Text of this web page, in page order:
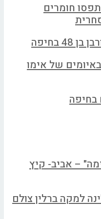
חומרים
בחיפה
באיומים של אימו
בחיפה
– אביב- קיץ
של קרולינה למקה ברלין צולם